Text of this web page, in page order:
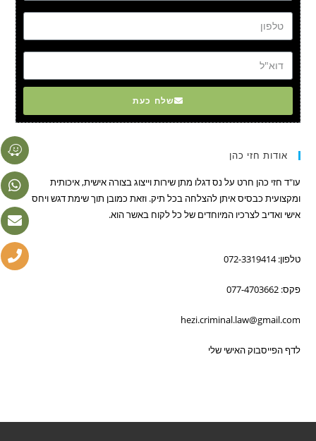
שלח כעת
אודות חזי כהן
עו"ד חזי כהן חרט על נס דגלו מתן שירות וייצוג בצורה אישית, איכותית
ומקצועית כבסיס איתן להצלחה בכל תיק. וזאת כמובן תוך שימת דגש ויחס
אישי ואדיב לצרכיו המיוחדים של כל לקוח באשר הוא.
טלפון: 072-3319414
פקס: 077-4703662
hezi.criminal.law@gmail.com
לדף הפייסבוק האישי שלי